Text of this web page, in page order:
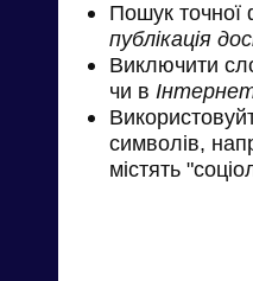
Пошук
публікація
Виключити
чи в
символів,
містять